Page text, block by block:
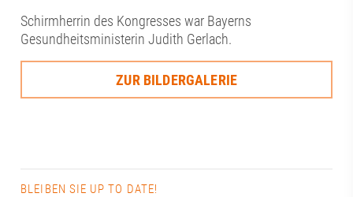
Schirmherrin des Kongresses war Bayerns
Gesundheitsministerin Judith Gerlach.
ZUR BILDERGALERIE
BLEIBEN SIE UP TO DATE!